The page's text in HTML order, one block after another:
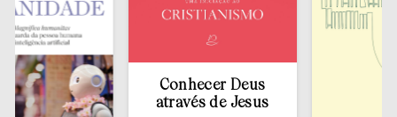
Conhecer Deus
através de Jesus